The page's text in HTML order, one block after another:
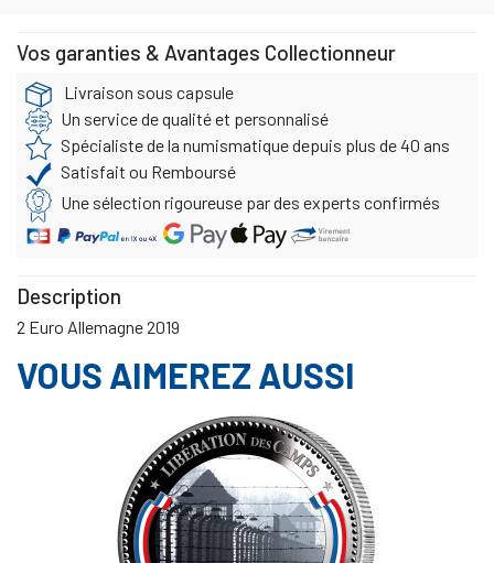
Vos garanties & Avantages Collectionneur
Livraison sous capsule
Un service de qualité et personnalisé
Spécialiste de la numismatique depuis plus de 40 ans
Satisfait ou Remboursé
Une sélection rigoureuse par des experts confirmés
Description
2 Euro Allemagne 2019
VOUS AIMEREZ AUSSI